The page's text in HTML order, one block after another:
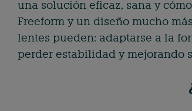
una solución eficaz, sana y
Freeform y un diseño mucho
lentes pueden: adaptarse a la
perder estabilidad y mejorando